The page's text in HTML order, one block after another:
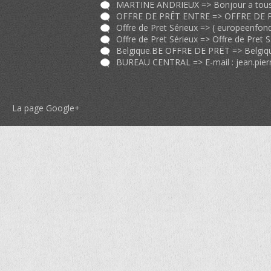
Offre de Pret Sérieux => (
BUREAU CENTRAL => E-mail :
La page Google+